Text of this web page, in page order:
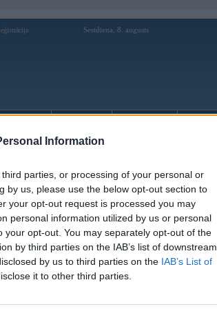
Information
parties, or processing of your personal or
by us, please use the below opt-out section to
your opt-out request is processed you may
personal information utilized by us or personal
opt-out. You may separately opt-out of the
by third parties on the IAB’s list of downstream
by us to third parties on the IAB’s List of
it to other third parties.
Sestdiena, 8. augusts
ar virsbūves kodu E60, atkal ir iekļuvusi
laikā. Kaut gan, atšķirībā no iepriekšējām
bez maskējošā ietērpa, kas, pēc apstrādes ar